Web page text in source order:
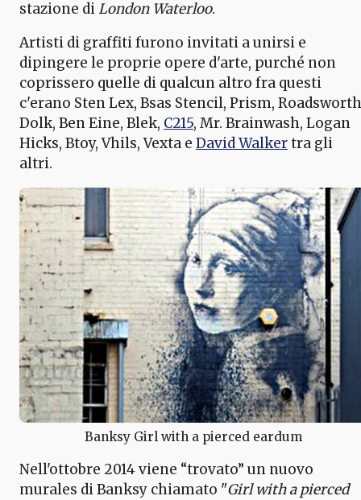
stazione diLondon Waterloo.
Artisti di graffiti furono invitati a unirsi e
dipingere le proprie opere d'arte, purché non
coprissero quelle di qualcun altro fra questi
c'erano Sten Lex, Bsas Stencil, Prism,
Dolk, Ben Eine, Blek, C215, Mr. Brainwash, Logan
Hicks, Btoy, Vhils, Vexta e David Walkertra gli
altri.
Banksy Girl with a pierced eardum
Nell'ottobre 2014 viene “trovato” un nuovo
murales di Banksy chiamato "Girl with a pierced